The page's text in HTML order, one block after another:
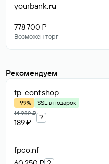
yourbank.ru
778 700 ₽
Возможен торг
Рекомендуем
fp-conf.shop
-99%
SSL в подарок
14 982 ₽
189 ₽
?
fpco.nf